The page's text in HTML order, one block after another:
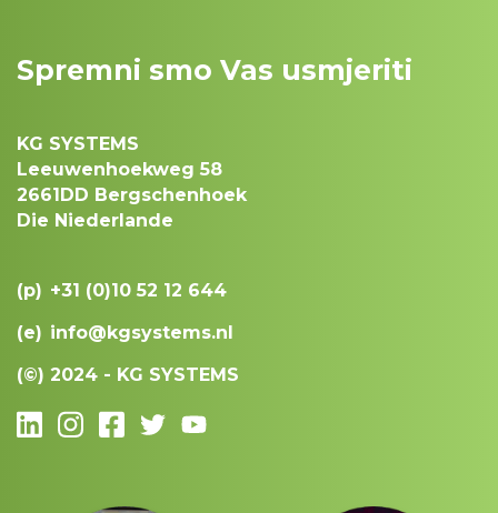
Spremni smo Vas usmjeriti
KG SYSTEMS
Leeuwenhoekweg 58
2661DD Bergschenhoek
Die Niederlande
(p) +31 (0)10 52 12 644
(e) info@kgsystems.nl
(©) 2024 - KG SYSTEMS